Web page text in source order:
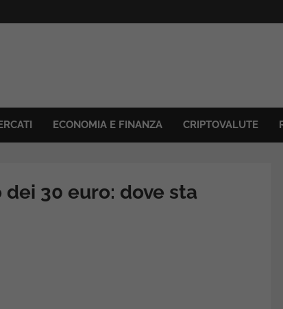
ECONOMIA E FINANZA CRIPTOVALUTE
30 euro: dove sta